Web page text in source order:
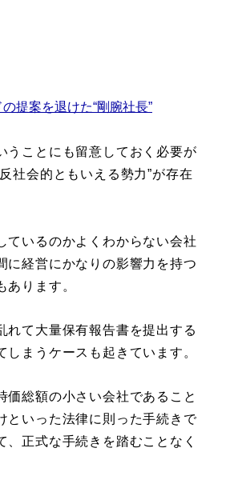
提案を退けた“剛腕社長”
ことにも留意しておく必要が
社会的ともいえる勢力”が存在
いるのかよくわからない会社
に経営にかなりの影響力を持つ
ります。
て大量保有報告書を提出する
まうケースも起きています。
総額の小さい会社であること
といった法律に則った手続きで
正式な手続きを踏むことなく